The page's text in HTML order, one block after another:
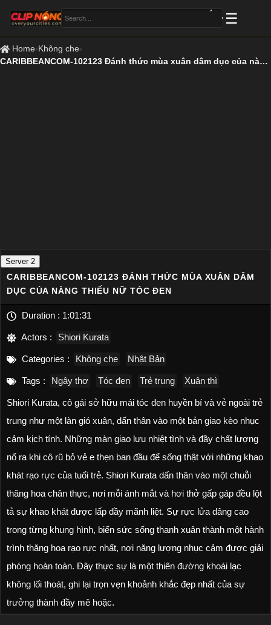
Home›Không che›
CARIBBEANCOM-102123 Đánh thức mùa xuân dâm dục của nàng thiếu nữ tóc đen
Server 2
CARIBBEANCOM-102123 ĐÁNH THỨC MÙA XUÂN DÂM
DỤC CỦA NÀNG THIẾU NỮ TÓC ĐEN
Duration : 1:01:31
Actors : Shiori Kurata
Categories : Không che Nhật Bản
Tags : Ngây thơ Tóc đen Trẻ trung Xuân thì
Shiori Kurata, cô gái sở hữu mái tóc đen huyền bí và vẻ ngoài trẻ
trung như một làn gió xuân, dấn thân vào một bản giao kèo nhục
cảm kịch tính. Những màn giao lưu nhiệt tình và đầy chất lượng
nổ ra khi cô rũ bỏ vẻ e thẹn ban đầu để sống thật với những khao
khát rạo rực của tuổi trẻ. Shiori Kurata dấn thân vào một chuỗi
thăng hoa chân thực, nơi mỗi ánh mắt và hơi thở gấp gáp đều lột
tả sự khao khát được lấp đầy mãnh liệt. Sự rực lửa dâng cao
trong từng khung hình, biến sức sống thanh xuân thành một hành
trình thăng hoa rạo rực nhất, nơi năng lượng nhục cảm được giải
phóng hoàn toàn. Đây thực sự là một thiên đường khoái lạc
không lối thoát, ghi lại trọn vẹn khoảnh khắc đẹp nhất của sự
trưởng thành đầy mê hoặc.